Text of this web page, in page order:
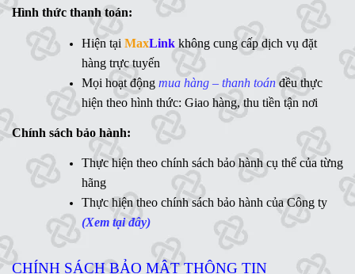
- 0944 908 249)
Synology , QNAP,Terramaster,Toshiba,Seagate,
,Ổ cứng di động ,LCD,Networking, Linh kiện,....(Ms.
Vân Anh - 0775 163 765)
Hotline:
MaxLink - 0906 730 778
. Linh - 0902 700 727
Mr. Ngữ - 0783 362 416
Hình thức thanh toán:
Hiện tại MaxLink không cung cấp dịch vụ đặt
hàng trực tuyến
Mọi hoạt động mua hàng – thanh toán đều thực
hiện theo hình thức: Giao hàng, thu tiền tận nơi
Chính sách bảo hành:
Thực hiện theo chính sách bảo hành cụ thể của từng
hãng
Thực hiện theo chính sách bảo hành của Công ty
(Xem tại đây)
CHÍNH SÁCH BẢO MẬT THÔNG TIN